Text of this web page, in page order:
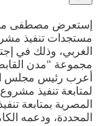
إستعرض مصطفى
مستجدات تنفيذ
الغربي، وذلك في
مجموعة "مدن
أعرب رئيس مجلس
لمتابعة تنفيذ
المصرية بمتابعة
المحددة، ودعمه